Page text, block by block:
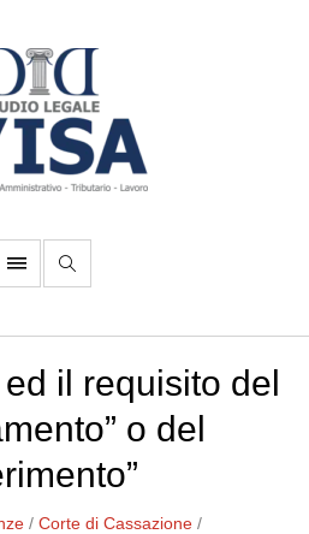
il requisito del
o del
/Corte di Cassazione /